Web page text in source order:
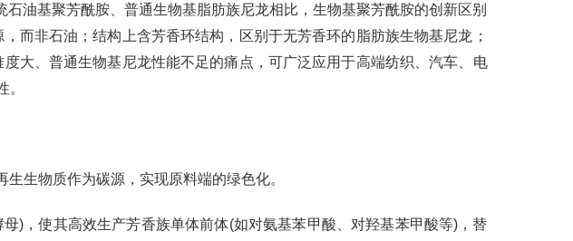
油基聚芳酰胺、普通生物基脂肪族尼龙相比，生物基聚芳酰胺的创新区别
而非石油；结构上含芳香环结构，区别于无芳香环的脂肪族生物基尼龙；
大、普通生物基尼龙性能不足的痛点，可广泛应用于高端纺织、汽车、电
生物质作为碳源，实现原料端的绿色化。
)，使其高效生产芳香族单体前体(如对氨基苯甲酸、对羟基苯甲酸等)，替